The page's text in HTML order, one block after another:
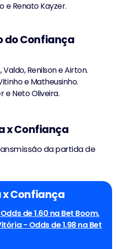
e Renato Kayzer.
do Confiança
Valdo, Renilson e Airton.
e Matheusinho.
e Neto Oliveira.
x Confiança
da partida de
x Confiança
de 1.60 na Bet Boom.
- Odds de 1.98 na Bet